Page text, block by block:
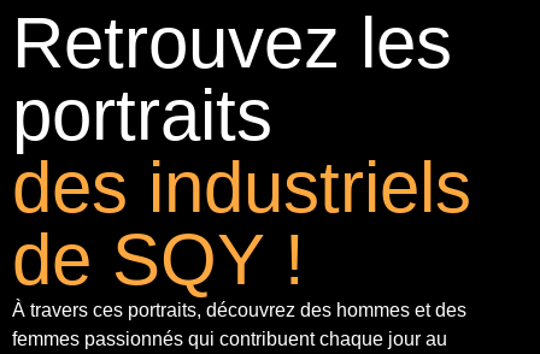
Retrouvez les
portraits
des industriels
de SQY !
À travers ces portraits, découvrez des hommes et des
femmes passionnés qui contribuent chaque jour au